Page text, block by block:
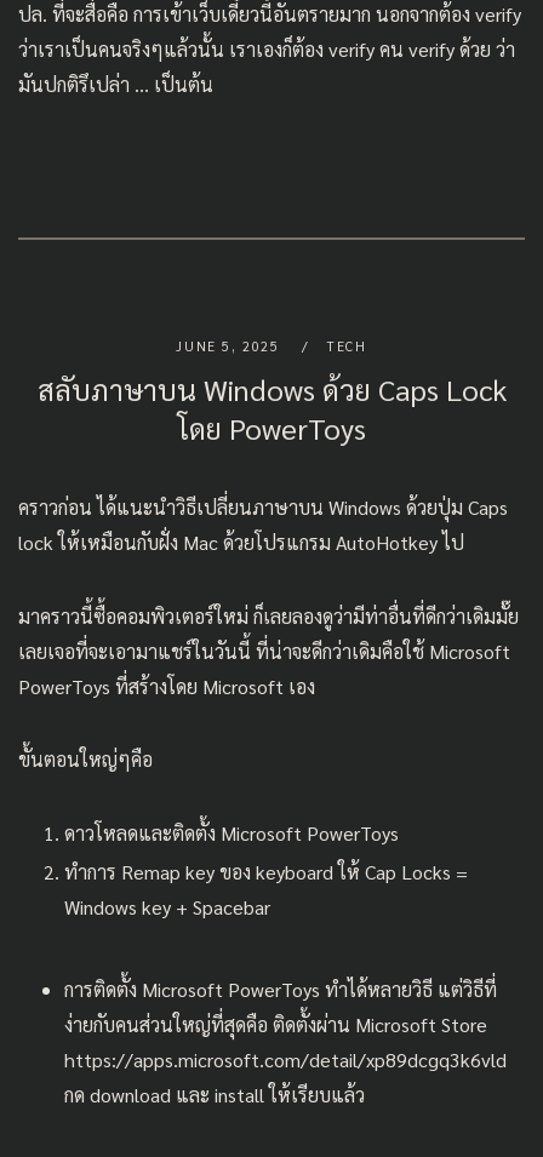
ปล. ที่จะสื่อคือ การเข้าเว็บเดี๋ยวนี้อันตรายมาก นอกจากต้อง verify
ว่าเราเป็นคนจริงๆแล้วนั้น เราเองก็ต้อง verify คน verify ด้วย ว่า
มันปกติรึเปล่า … เป็นต้น
JUNE 5, 2025 TECH
สลับภาษาบน Windows ด้วย Caps Lock
โดย PowerToys
คราวก่อน ได้แนะนำวิธีเปลี่ยนภาษาบน Windows ด้วยปุ่ม Caps
lock ให้เหมือนกับฝั่ง Macด้วยโปรแกรม AutoHotkeyไป
มาคราวนี้ซื้อคอมพิวเตอร์ใหม่ ก็เลยลองดูว่ามีท่าอื่นที่ดีกว่าเดิมมั๊ย
เลยเจอที่จะเอามาแชร์ในวันนี้ ที่น่าจะดีกว่าเดิมคือใช้ Microsoft
PowerToys ที่สร้างโดย Microsoft เอง
ขั้นตอนใหญ่ๆคือ
ดาวโหลดและติดตั้ง Microsoft PowerToys
ทำการ Remap key ของ keyboard ให้ Cap Locks =
Windows key + Spacebar
การติดตั้ง Microsoft PowerToys ทำได้หลายวิธี แต่วิธีที่
ง่ายกับคนส่วนใหญ่ที่สุดคือ ติดตั้งผ่าน Microsoft Store
https://apps.microsoft.com/detail/xp89dcgq3k6vld
กด download และ install ให้เรียบแล้ว